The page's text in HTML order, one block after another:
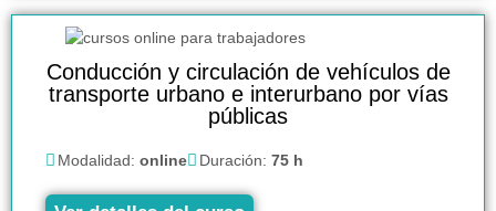
Conducción y circulación de vehículos de
transporte urbano e interurbano por vías
públicas
Modalidad: online Duración: 75 h